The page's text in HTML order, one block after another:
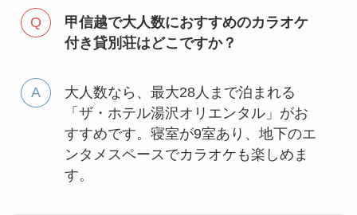
甲信越で大人数におすすめのカラオケ
付き貸別荘はどこですか？
大人数なら、最大28人まで泊まれる
「ザ・ホテル湯沢オリエンタル」がお
すすめです。寝室が9室あり、地下のエ
ンタメスペースでカラオケも楽しめま
す。